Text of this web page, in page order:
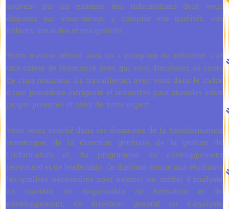
souvent par un examen des informations dont vous
disposez sur vous-même, y compris vos qualités, vos
défauts, vos aides et vos qualités.
Votre mentor officiel sera un « complice de réflexion » et
une caisse de résonance avec qui vous discuterez au cours
de cinq réunions. Ils travailleront avec vous dans le cadre
d’une procédure intrigante et inventive pour stimuler votre
propre potentiel et celui de votre expert.
Vous serez coaché dans les domaines de la transformation
numérique, de la direction générale, de la gestion de
l'information et du programme de développement
personnel et de leadership. Ce diplôme donne aux étudiants
les qualités nécessaires pour exercer un métier d'analyste
de carrière, de responsable de formation et de
développement, de directeur général ou d'analyste